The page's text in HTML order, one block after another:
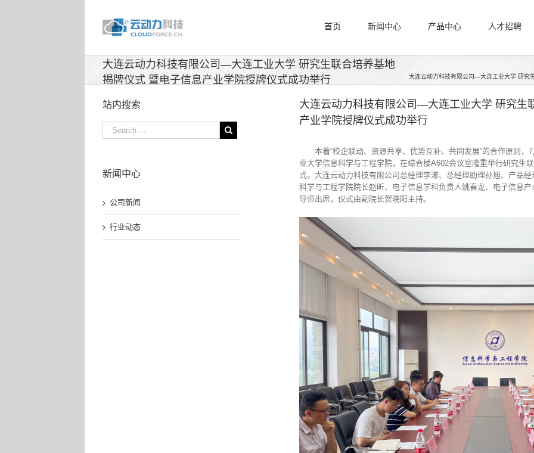
首页 新闻中心 产品中心 人才招聘
大连云动力科技有限公司—大连工业大学 研究生联合培养基地
揭牌仪式 暨电子信息产业学院授牌仪式成功举行
大连云动力科技有限公司—大连工业大学 研究
大连云动力科技有限公司—大连工业大学 研究生
产业学院授牌仪式成功举行
本着“校企联动、资源共享、优势互补、共同发展”的合作原则
业大学信息科学与工程学院，在综合楼A602会议室隆重举行研究生
式。大连云动力科技有限公司总经理李漾、总经理助理孙旭、产品
科学与工程学院院长赵昕、电子信息学科负责人姚春龙、电子信息
导师出席，仪式由副院长贺晓阳主持。
站内搜索
新闻中心
公司新闻
行业动态